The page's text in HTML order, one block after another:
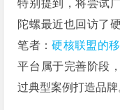
特别提到，将尝试
陀螺最近也回访了
笔者：硬核联盟的
平台属于完善阶段
过典型案例打造品牌